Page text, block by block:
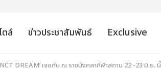
ตล์ ข่าวประชาสัมพันธ์ Exclusive
DREAM’ เจอกัน ณ ราชมังคลากีฬาสถาน 22 -23 มิ.ย. นี้